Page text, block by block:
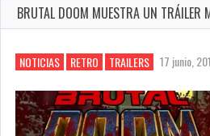
BRUTAL DOOM MUESTRA UN TRÁILER
NOTICIAS RETRO TRAILERS 17 junio,